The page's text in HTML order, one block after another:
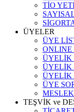
TİO
ÜYELER
ÜYE
ONLINE
ÜYELİK
ÜYELİK
ÜYELİK
ÜYE
TEŞVİK ve